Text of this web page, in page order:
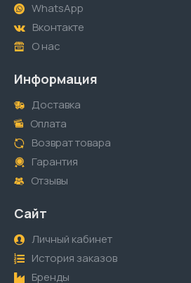
WhatsApp
Вконтакте
О нас
Информация
Доставка
Оплата
Возврат товара
Гарантия
Отзывы
Сайт
Личный кабинет
История заказов
Бренды